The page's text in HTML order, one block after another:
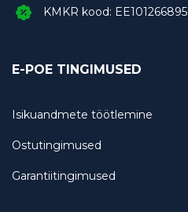
KMKR kood: EE101266895
E-POE TINGIMUSED
Isikuandmete töötlemine
Ostutingimused
Garantiitingimused